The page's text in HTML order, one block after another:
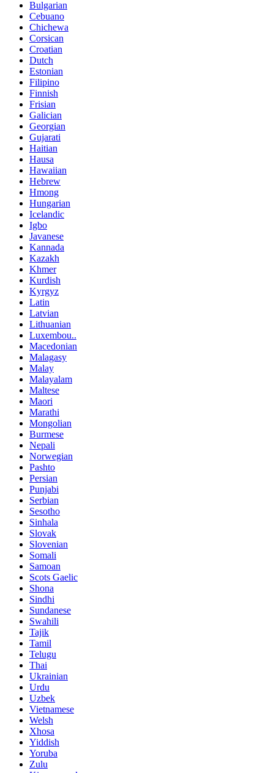
Bulgarian
Cebuano
Chichewa
Corsican
Croatian
Dutch
Estonian
Filipino
Finnish
Frisian
Galician
Georgian
Gujarati
Haitian
Hausa
Hawaiian
Hebrew
Hmong
Hungarian
Icelandic
Igbo
Javanese
Kannada
Kazakh
Khmer
Kurdish
Kyrgyz
Latin
Latvian
Lithuanian
Luxembou..
Macedonian
Malagasy
Malay
Malayalam
Maltese
Maori
Marathi
Mongolian
Burmese
Nepali
Norwegian
Pashto
Persian
Punjabi
Serbian
Sesotho
Sinhala
Slovak
Slovenian
Somali
Samoan
Scots Gaelic
Shona
Sindhi
Sundanese
Swahili
Tajik
Tamil
Telugu
Thai
Ukrainian
Urdu
Uzbek
Vietnamese
Welsh
Xhosa
Yiddish
Yoruba
Zulu